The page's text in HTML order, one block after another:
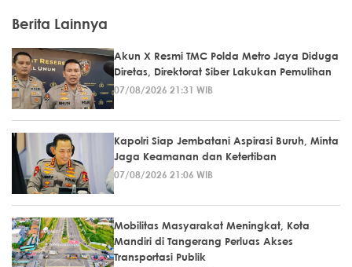
Berita Lainnya
Akun X Resmi TMC Polda Metro Jaya Diduga
Diretas, Direktorat Siber Lakukan Pemulihan
07/08/2026 21:31 WIB
Kapolri Siap Jembatani Aspirasi Buruh, Minta
Jaga Keamanan dan Ketertiban
07/08/2026 21:06 WIB
Mobilitas Masyarakat Meningkat, Kota
Mandiri di Tangerang Perluas Akses
Transportasi Publik